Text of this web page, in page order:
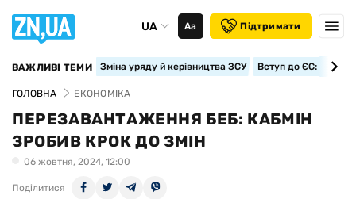
UA Аа Підтримати
ВАЖЛИВІ ТЕМИ Зміна уряду й керівництва ЗСУ Вступ до ЄС:
ГОЛОВНА ЕКОНОМІКА
ПЕРЕЗАВАНТАЖЕННЯ БЕБ: КАБМІН
ЗРОБИВ КРОК ДО ЗМІН
06 жовтня, 2024, 12:00
Поділитися